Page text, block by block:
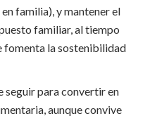
familia), y mantener el
familiar, al tiempo
fomenta la sostenibilidad
seguir para convertir en
aunque convive